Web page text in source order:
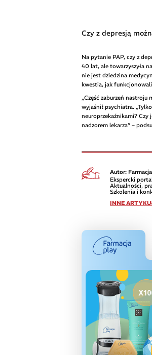
Czy z depresją
Na pytanie PAP, czy z
40 lat, ale towarzyszyła
nie jest dziedzina
kwestia, jak funkcjonowali
„Część zaburzeń nastroju
wyjaśnił psychiatra.
neuroprzekaźnikami?
nadzorem lekarza” –
Autor:
Ekspercki
Aktualności,
Szkolenia i
INNE